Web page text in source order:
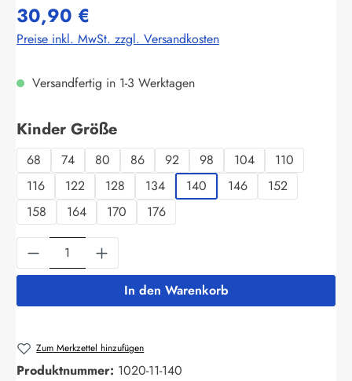
30,90 €
Preise inkl. MwSt. zzgl. Versandkosten
Versandfertig in 1-3 Werktagen
Kinder Größeauswählen
68 74 80 86 92 98 104
110
116
122 128 134 140 146
152
158
164 170 176
Produkt Anzahl: Gib den gewünschten
In den Warenkorb
Zum Merkzettel hinzufügen
Produktnummer: 1020-11-140